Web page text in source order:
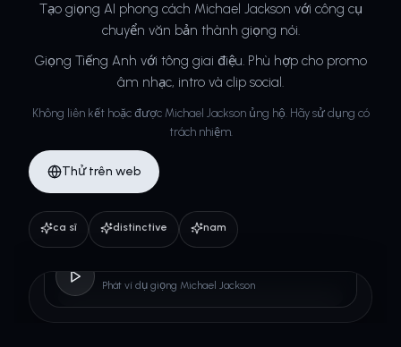
Tạo giọng AI phong cách Michael Jackson với công cụ
chuyển văn bản thành giọng nói.
Giọng Tiếng Anh với tông giai điệu. Phù hợp cho promo
âm nhạc, intro và clip social.
Không liên kết hoặc được Michael Jackson ủng hộ. Hãy sử dụng có
trách nhiệm.
Thử trên web
ca sĩ distinctive nam
Phát ví dụ giọng Michael Jackson